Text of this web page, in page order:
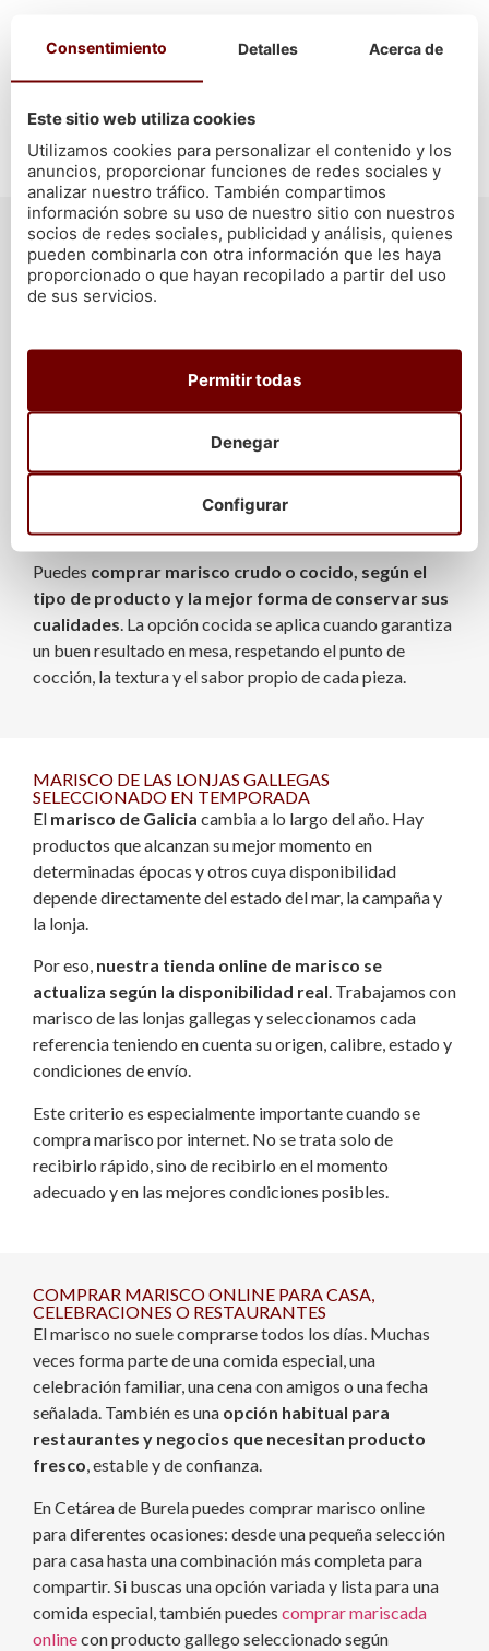
marisco se selecciona, se acondiciona y se envía en
24/48 horaspara mantener su frescura, textura y sabor
durante todo el proceso. Así puedes recibir marisco
MARISCO GALLEGO A DOMICILIO SIN
INTERMEDIARIOS
En Cetárea de Burela apostamos por un modelo directo:
marisco gallego a domicilio, sin intermediarios y con una
en cada momento.
mejor momento, no se fuerza su venta. Preferimos
ofrecer menos referencias y mantener un nivel alto de
frescura antes que ampliar la tienda con producto que no
responde a lo que esperamos de un buen marisco gallego.
Puedes comprar marisco crudo o cocido, según el
tipo de producto y la mejor forma de conservar sus
cualidades . La opción cocida se aplica cuando garantiza
un buen resultado en mesa, respetando el punto de
cocción, la textura y el sabor propio de cada pieza.
MARISCO DE LAS LONJAS GALLEGAS
SELECCIONADO EN TEMPORADA
El marisco de Galicia cambia a lo largo del año. Hay
productos que alcanzan su mejor momento en
determinadas épocas y otros cuya disponibilidad
depende directamente del estado del mar, la campaña y
la lonja.
Por eso, nuestra tienda online de marisco se
actualiza según la disponibilidad real. Trabajamos con
marisco de las lonjas gallegas y seleccionamos cada
referencia teniendo en cuenta su origen, calibre, estado y
condiciones de envío.
Este criterio es especialmente importante cuando se
compra marisco por internet. No se trata solo de
recibirlo rápido, sino de recibirlo en el momento
adecuado y en las mejores condiciones posibles.
COMPRAR MARISCO ONLINE PARA CASA,
CELEBRACIONES O RESTAURANTES
El marisco no suele comprarse todos los días. Muchas
veces forma parte de una comida especial, una
celebración familiar, una cena con amigos o una fecha
señalada. También es una opción habitual para
restaurantes y negocios que necesitan producto
fresco, estable y de confianza.
En Cetárea de Burela puedes comprar marisco online
para diferentes ocasiones: desde una pequeña selección
para casa hasta una combinación más completa para
compartir. Si buscas una opción variada y lista para una
comida especial, también puedes comprar mariscada
onlinecon producto gallego seleccionado según
Consentimiento Detalles Acerca de
Este sitio web utiliza cookies
Utilizamos cookies para personalizar el contenido y los
anuncios, proporcionar funciones de redes sociales y
analizar nuestro tráfico. También compartimos
información sobre su uso de nuestro sitio con nuestros
socios de redes sociales, publicidad y análisis, quienes
pueden combinarla con otra información que les haya
proporcionado o que hayan recopilado a partir del uso
de sus servicios.
Configurar
Denegar
Permitir todas